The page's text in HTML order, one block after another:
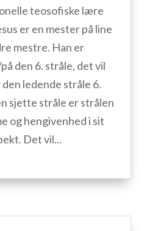
teosofiske lære
er en mester på line
mestre. Han er
den 6. stråle, det vil
den ledende stråle 6.
sjette stråle er strålen
og hengivenhed i sit
Det vil...